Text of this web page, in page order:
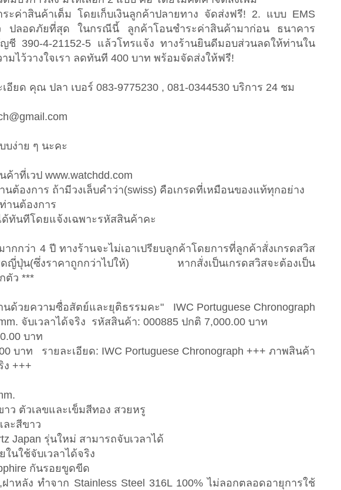
ะค่าสินค้าเต็ม โดยเก็บเงินลูกค้าปลายทาง จัดส่งฟรี! 2. แบบ EMS
ปลอดภัยที่สุด ในกรณีนี้ ลูกค้าโอนชำระค่าสินค้ามาก่อน ธนาคาร
ชี 390-4-21152-5 แล้วโทรแจ้ง ทางร้านยินดีมอบส่วนลดให้ท่านใน
มไว้วางใจเรา ลดทันที 400 บาท พร้อมจัดส่งให้ฟรี!
อียด คุณ ปลา เบอร์ 083-9775230 , 081-0344530 บริการ 24 ชม
บง่าย ๆ นะคะ
ค้าที่เวป www.watchdd.com
นต้องการ ถ้ามีวงเล็บคำว่า(swiss) คือเกรดที่เหมือนของแท้ทุกอย่าง
านต้องการ
ทันทีโดยแจ้งเฉพาะรหัสสินค้าคะ
ากกว่า 4 ปี ทางร้านจะไม่เอาเปรียบลูกค้าโดยการที่ลูกค้าสั่งเกรดสวิส
รดญี่ปุ่น(ซึ่งราคาถูกกว่าไปให้) หากสั่งเป็นเกรดสวิสจะต้องเป็น
ตัว ***
นด้วยความซื่อสัตย์และยุติธรรมคะ" IWC Portuguese Chronograph
จับเวลาได้จริง รหัสสินค้า: 000885 ปกติ 7,000.00 บาท
บาท
บาท รายละเอียด: IWC Portuguese Chronograph +++ ภาพสินค้า
+++
ว ตัวเลขและเข็มสีทอง สวยหรู
ะสีขาว
Japan รุ่นใหม่ สามารถจับเวลาได้
ในใช้จับเวลาได้จริง
กันรอยขูดขีด
าหลัง ทำจาก Stainless Steel 316L 100% ไม่ลอกตลอดอายุการใช้